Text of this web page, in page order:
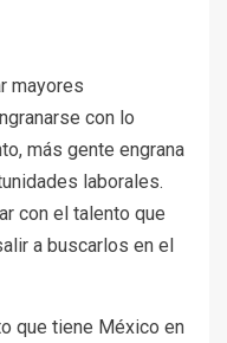
mayores
con lo
más gente engrana
laborales.
con el talento que
a buscarlos en el
que tiene México en